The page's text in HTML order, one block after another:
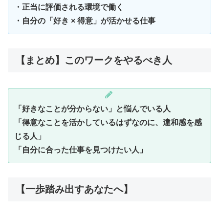
・正当に評価される環境で働く
・自分の「好き × 得意」が活かせる仕事
【まとめ】このワークをやるべき人
「好きなことが分からない」と悩んでいる人
「得意なことを活かしているはずなのに、違和感を感
じる人」
「自分に合った仕事を見つけたい人」
【一歩踏み出すあなたへ】